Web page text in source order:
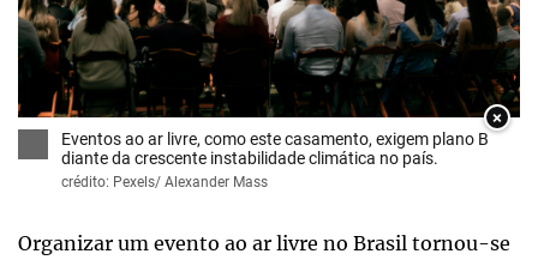
×
Eventos ao ar livre, como este casamento, exigem plano B
diante da crescente instabilidade climática no país.
crédito: Pexels/ Alexander Mass
Organizar um evento ao ar livre no Brasil tornou-se